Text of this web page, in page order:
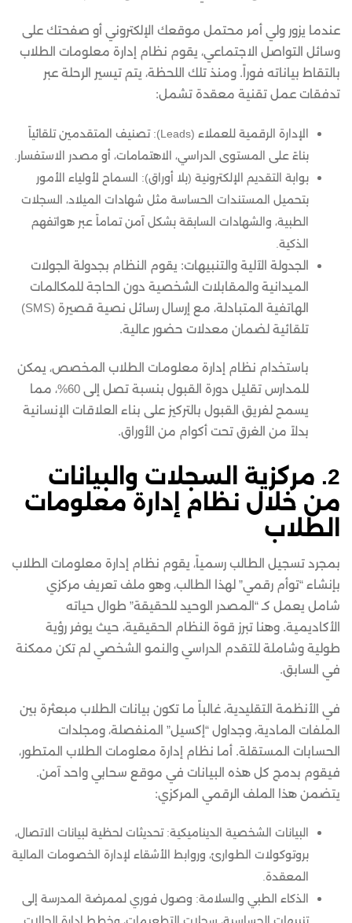
عندما يزور ولي أمر محتمل موقعك الإلكتروني أو صفحتك على
وسائل التواصل الاجتماعي، يقوم نظام إدارة معلومات الطلاب
بالتقاط بياناته فوراً. ومنذ تلك اللحظة، يتم تيسير الرحلة عبر
تدفقات عمل تقنية معقدة تشمل:
الإدارة الرقمية للعملاء (Leads): تصنيف المتقدمين تلقائياً
بناءً على المستوى الدراسي، الاهتمامات، أو مصدر الاستفسار.
بوابة التقديم الإلكترونية (بلا أوراق): السماح لأولياء الأمور
بتحميل المستندات الحساسة مثل شهادات الميلاد، السجلات
الطبية، والشهادات السابقة بشكل آمن تماماً عبر هواتفهم
الذكية.
الجدولة الآلية والتنبيهات: يقوم النظام بجدولة الجولات
الميدانية والمقابلات الشخصية دون الحاجة للمكالمات
الهاتفية المتبادلة، مع إرسال رسائل نصية قصيرة (SMS)
تلقائية لضمان معدلات حضور عالية.
باستخدام نظام إدارة معلومات الطلاب المخصص، يمكن
للمدارس تقليل دورة القبول بنسبة تصل إلى 60%، مما
يسمح لفريق القبول بالتركيز على بناء العلاقات الإنسانية
بدلاً من الغرق تحت أكوام من الأوراق.
2. مركزية السجلات والبيانات
من خلال نظام إدارة معلومات
الطلاب
بمجرد تسجيل الطالب رسمياً، يقوم نظام إدارة معلومات الطلاب
بإنشاء “توأم رقمي” لهذا الطالب، وهو ملف تعريف مركزي
شامل يعمل كـ “المصدر الوحيد للحقيقة” طوال حياته
الأكاديمية. وهنا تبرز قوة النظام الحقيقية، حيث يوفر رؤية
طولية وشاملة للتقدم الدراسي والنمو الشخصي لم تكن ممكنة
في السابق.
في الأنظمة التقليدية، غالباً ما تكون بيانات الطلاب مبعثرة بين
الملفات المادية، وجداول “إكسيل” المنفصلة، ومجلدات
الحسابات المستقلة. أما نظام إدارة معلومات الطلاب المتطور،
فيقوم بدمج كل هذه البيانات في موقع سحابي واحد آمن.
يتضمن هذا الملف الرقمي المركزي:
البيانات الشخصية الديناميكية: تحديثات لحظية لبيانات الاتصال،
بروتوكولات الطوارئ، وروابط الأشقاء لإدارة الخصومات المالية
المعقدة.
الذكاء الطبي والسلامة: وصول فوري لممرضة المدرسة إلى